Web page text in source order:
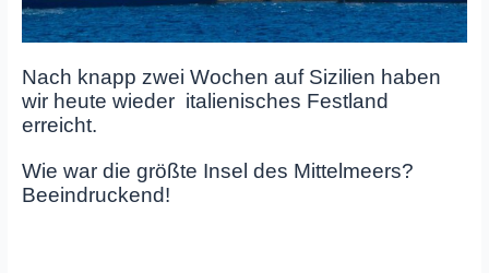
Nach knapp zwei Wochen auf Sizilien haben
wir heute wieder italienisches Festland
erreicht.
Wie war die größte Insel des Mittelmeers?
Beeindruckend!